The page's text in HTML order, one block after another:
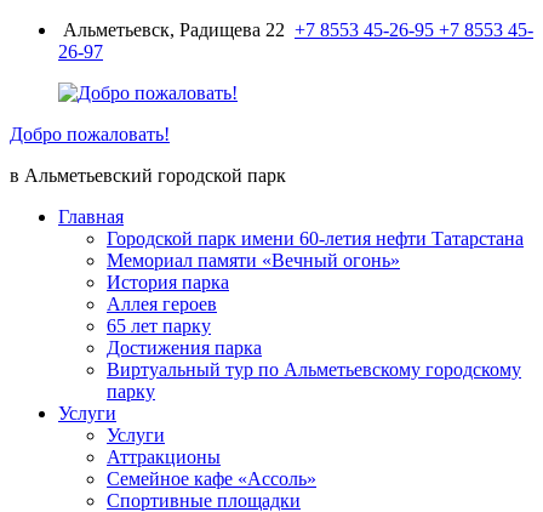
ПерейтиАльметьевск, Радищева 22 +7 8553 45-26-95 +7 8553 45-
26-97
Добро пожаловать!
в Альметьевский городской парк
Главная
Городской парк имени 60-летия нефти Татарстана
Мемориал памяти «Вечный огонь»
История парка
Аллея героев
65 лет парку
Достижения парка
Виртуальный тур по Альметьевскому городскому
парку
Услуги
Услуги
Аттракционы
Семейное кафе «Ассоль»
Спортивные площадки